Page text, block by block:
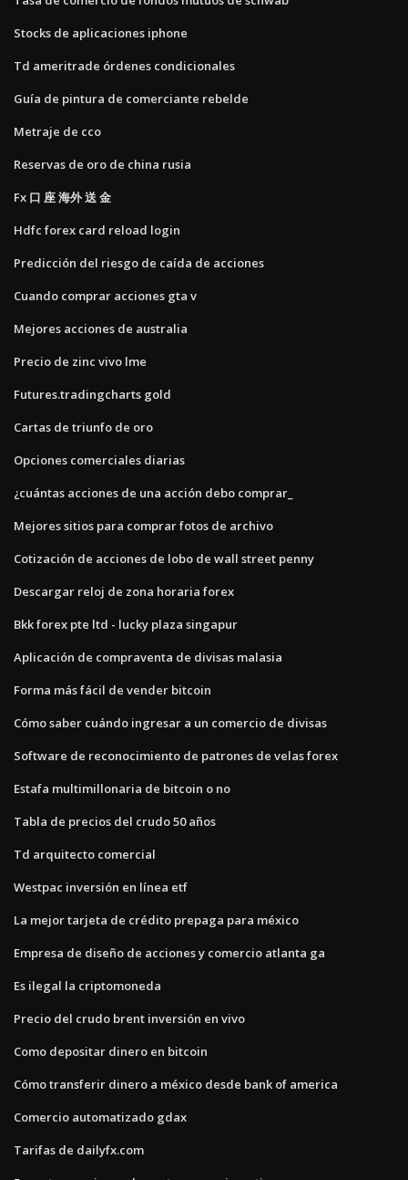
Stocks de aplicaciones iphone
Td ameritrade órdenes condicionales
Guía de pintura de comerciante rebelde
Metraje de cco
Reservas de oro de china rusia
Fx 口 座 海外 送 金
Hdfc forex card reload login
Predicción del riesgo de caída de acciones
Cuando comprar acciones gta v
Mejores acciones de australia
Precio de zinc vivo lme
Futures.tradingcharts gold
Cartas de triunfo de oro
Opciones comerciales diarias
¿cuántas acciones de una acción debo comprar_
Mejores sitios para comprar fotos de archivo
Cotización de acciones de lobo de wall street penny
Descargar reloj de zona horaria forex
Bkk forex pte ltd - lucky plaza singapur
Aplicación de compraventa de divisas malasia
Forma más fácil de vender bitcoin
Cómo saber cuándo ingresar a un comercio de divisas
Software de reconocimiento de patrones de velas forex
Estafa multimillonaria de bitcoin o no
Tabla de precios del crudo 50 años
Td arquitecto comercial
Westpac inversión en línea etf
La mejor tarjeta de crédito prepaga para méxico
Empresa de diseño de acciones y comercio atlanta ga
Es ilegal la criptomoneda
Precio del crudo brent inversión en vivo
Como depositar dinero en bitcoin
Cómo transferir dinero a méxico desde bank of america
Comercio automatizado gdax
Tarifas de dailyfx.com